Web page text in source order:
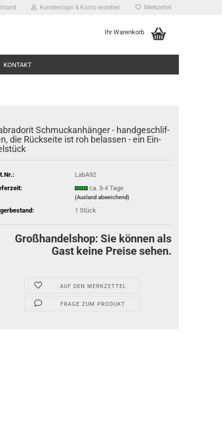
Kundenlogin & Konto erstellen Merkzettel
Ihr Warenkorb
KONTAKT
Schmuck­an­hän­ger - hand­ge­schlif­
die Rück­sei­te ist roh be­las­sen - ein Ein­
LabA92
ca. 3-4 Tage
(Ausland abweichend)
1 Stück
Großhandelshop: Sie können als
Gast keine Preise sehen.
AUF DEN MERKZETTEL
FRAGE ZUM PRODUKT